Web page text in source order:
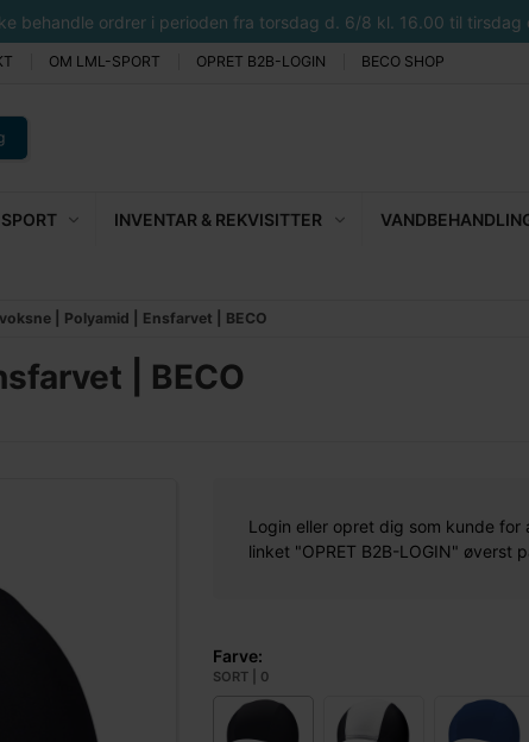
behandle ordrer i perioden fra torsdag d. 6/8 kl. 16.00 til tirsdag
OM LML-SPORT OPRET B2B-LOGIN BECO SHOP
INVENTAR & REKVISITTER
| Polyamid | Ensfarvet | BECO
| BECO
Login eller opret dig som kunde
linket "OPRET B2B-LOGIN" øverst
Farve:
SORT | 0